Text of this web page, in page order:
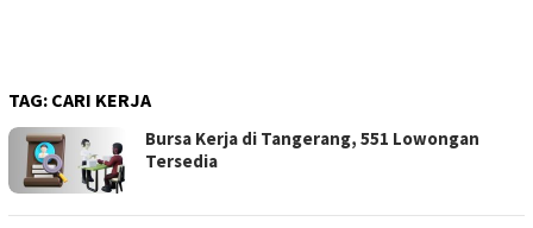
TAG: CARI KERJA
Bursa Kerja di Tangerang, 551 Lowongan
Tersedia